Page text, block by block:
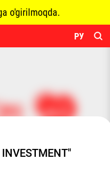
o'girilmoqda.
РУ
INVESTMENT"